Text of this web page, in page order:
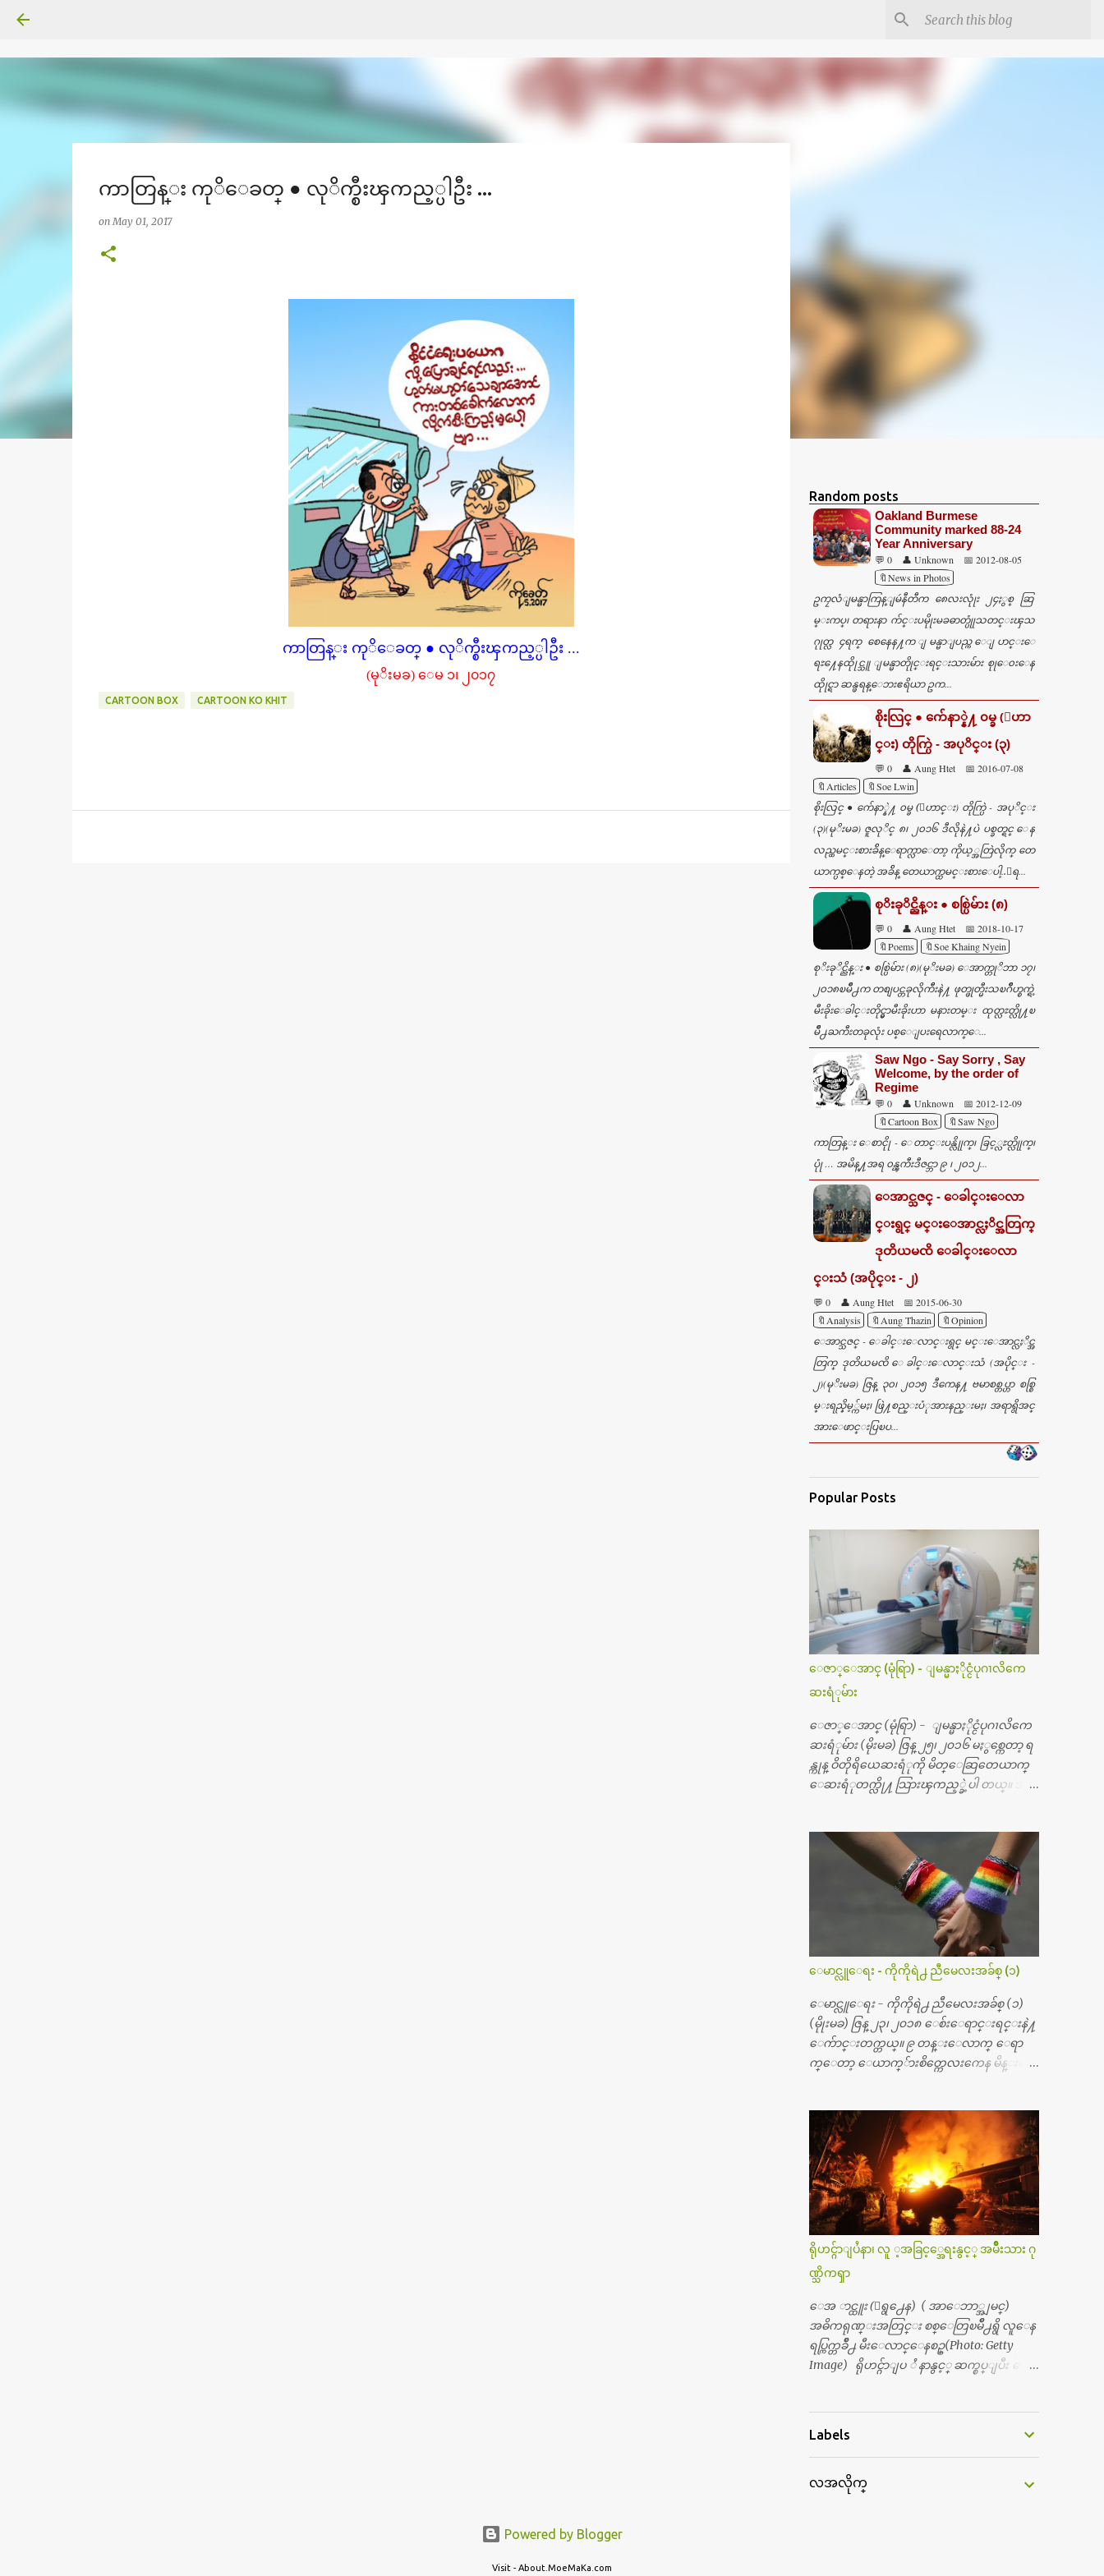
ကာတြန္း ကုိေခတ္ ● လုိက္စီးၾကည့္ပါဦး ...
onMay 01, 2017
ကာတြန္း ကုိေခတ္ ● လုိက္စီးၾကည့္ပါဦး ...
(မုိးမခ) ေမ ၁၊ ၂၀၁၇
CARTOON BOX CARTOON KO KHIT
Random posts
Oakland Burmese
Community marked 88-24
Year Anniversary
💬 0 👤 Unknown
📅 2012-08-05
🔖News in Photos
ဥကၠလံျမန္မာကြန္ျမဴနီတီက ၈ေလးလုုံး ၂၄ႏွစ္ ဆြ
မ္းကပ္၊ တရားနာ က်င္းပမိုုးမခဓာတ္ပုုံသတင္းၾသ
ဂုုတ္လ ၄ရက္ စေနေန႔က ျမန္မာျပည္က ေျပာင္းေ
ရႊ႔ေနထိုုင္သူ ျမန္မာတိုုင္းရင္းသားမ်ား စုုေ၀းေန
ထိုုင္ရာ ဆန္ဖရန္ေဘးဧရိယာ ဥက...
စိုးလြင္ ● က်ေနာ္နဲ႔ ၀မ္ခ (ေဟာ
င္း) တိုက္ပြဲ - အပုိင္း (၃)
💬 0 👤 Aung Htet
📅 2016-07-08
🔖Articles
🔖Soe Lwin
စိုးလြင္ ● က်ေနာ္နဲ႔ ၀မ္ခ (ေဟာင္း) တိုက္ပြဲ - အပုိင္း
(၃)(မုိးမခ) ဇူလုိင္ ၈၊ ၂၀၁၆ ဒီလိုနဲ႔ပဲ ပစ္ခတ္ရင္ ေန
လည္ထမင္းစားခ်ိန္ေရာက္လာေတာ့ ကိုယ့္အတြဲလိုက္ တေ
ယာက္ပစ္ေနတဲ့ အခ်ိန္ တေယာက္ထမင္းစားေပါ့..ေရ...
စုိးခုိင္ညိန္း ● စစ္ပြဲမ်ား (၈)
💬 0 👤 Aung Htet
📅 2018-10-17
🔖Poems
🔖Soe Khaing Nyein
စုိးခုိင္ညိန္း ● စစ္ပြဲမ်ား (၈)(မုိးမခ) ေအာက္တုိဘာ ၁၇၊
၂၀၁၈ၿမိဳ႕က တစျပင္တခုလိုက်ီးနဲ႔ ဖုတ္ဖုတ္မီးသၿဂိဳဟ္စက္ရဲ့
မီးခိုးေခါင္းတိုင္မွာမီးခိုးဟာ မနားတမ္း ထုတ္လႊတ္လို႔ၿ
မိဳ႕ႀကီးတခုလုံး ပစ္ေျပးရေလာက္ေ...
Saw Ngo - Say Sorry , Say
Welcome, by the order of
Regime
💬 0 👤 Unknown
📅 2012-12-09
🔖Cartoon Box
🔖Saw Ngo
ကာတြန္း ေစာငိုု - ေတာင္းပန္လိုုက္၊ ခြင့္လႊတ္လိုုက္၊
ပုုံ … အမိန္႔အရ ၀န္ၾကီးဒီဇင္ဘာ ၉ ၊ ၂၀၁၂...
ေအာင္သဇင္ - ေခါင္းေလာ
င္းရွင္ မင္းေအာင္လႈိင္အတြက္
ဒုတိယမၸိ ေခါင္းေလာ
င္းသံ (အပိုင္း - ၂)
💬 0 👤 Aung Htet
📅 2015-06-30
🔖Analysis
🔖Aung Thazin
🔖Opinion
ေအာင္သဇင္ - ေခါင္းေလာင္းရွင္ မင္းေအာင္လႈိင္အ
တြက္ ဒုတိယမၸိ ေခါင္းေလာင္းသံ (အပိုင္း -
၂)(မုိးမခ) ဇြန္ ၃၀၊ ၂၀၁၅ ဒီကေန႔ ဗမာစစ္တပ္ဟာ စစ္စြ
မ္းရည္နိမ့္က်မႈ၊ ဖြဲ႔စည္းပံုအားနည္းမႈ၊ အရာရွိအင္
အားေဖာင္းပြၿပ...
Popular Posts
ေဇာ္ေအာင္ (မုံရြာ) - ျမန္မာႏိုင္ငံပုဂၢလိကေ
ဆးရံုမ်ား
ေဇာ္ေအာင္ (မုံရြာ) - ျမန္မာႏိုင္ငံပုဂၢလိကေ
ဆးရံုမ်ား (မိုးမခ) ဇြန္ ၂၅၊ ၂၀၁၆ မႏွစ္ကေတာ့ ရ
န္ကုန္ ဝိတိုရိယေဆးရံုကို မိတ္ေဆြတေယာက္
ေဆးရံုတက္လို႔ သြားၾကည့္ခဲ့ပါ တယ္။ အရ
မ္းသြားလို႔ အရိုးအစားထိုးကုသျခင္း လုပ္ပါ
တယ္။ အရိုးအထူးကု ဆရာဝန္က ဝိတိုရိယေဟာ္တ
ယ္လိုအခန္းမွာ တရက္ က်ပ္ ၃ ေသာင္းနဲ႔ေနေ
စၿပီး၊ အာရွေတာ္ဝင္ခြဲစိတ္ခန္းကို ငွားရမ္းခြဲစိ
တ္ အရိုးအစားထိုးကုပါတယ္။ ေဆးစစ္၊ေဆး
ဝယ္၊ ခြဲစိတ္ကု၊ အရိုးအစားထိုးပစၥည္း စတဲ့စရိ
တ္ေတြနဲ႔ေဆးရံုမွာ ၂ ပတ္ေနထိုင္စရိတ္ သိ
န္း ၇၀ ေလာက္ ကုန္သြားပါတယ္။ သူငယ္ခ်င္းျ
ဖစ္သူကို လာေတြ႔ရင္း ဟိုတယ္လို သန္႔ရွင္း
သပ္ရပ္တဲ့ ဝိတိုရိယေဆးရံုမွာ စီတီစကင္ နဲ႔ အမ္အာ
အိုင္1 စက္ခန္းကိုေတြ႔လို႔ေမးၾကည့္ေ
တာ့ တခါစမ္းရင္ က်ပ္တသိန္းေက်ာ္ က်သင့္တ
ကီးေတြနဲ႔ စမ္းသပ္ရပါတယ္။ ခႏၱာကိုယ္အစိတ္ပို
င္း ကလီစာေတြကိုၾကည့္ရႈတဲ့ အာလထ
ရာေဆာင္း2 စက္ေတြကေတာ့ ေစ်းသိပ္မႀ
ကီးလို႔ ျမန္မာျပည္ေဆးရံုတိုင္းရွိပါတယ္။
တစ္ခါစမ္းရင္ က်ပ္တစ္ေသာင္းေလာက္ က်သ
င့္ပါတယ္။ စာေရးသူ လြန္ခဲ့တဲ့ (၂)...
ေမာင္လူေရး - ကိုကိုရဲ႕ ညီမေလးအခ်စ္ (၁)
ေမာင္လူေရး - ကိုကိုရဲ႕ ညီမေလးအခ်စ္ (၁)
(မိုုးမခ) ဇြန္ ၂၃၊ ၂၀၁၈ ေစ်းေရာင္းရင္းနဲ႔
ေက်ာင္းတက္တယ္။ ၉ တန္းေလာက္ ေရာ
က္ေတာ့ ေယာက္်ားစိတ္ကေလးကေန မိန္းမစိ
တာေပါ့။ မိန္းကေလး အေပါင္းအသင္းလ
ည္း မ်ားတယ္။ ငယ္ငယ္တုန္းကေတာ့ အမေတြနဲ႔
ေနတာဆုိေတာ့ သနပ္ခါးေလးေတြ လိမ္း
တယ္။ ပန္းပန္တယ္။ မိန္းကေလး အဝတ္အစားေ
တြကိုလည္း ခုိးဝတ္တယ္။ မိန္းမစိတ္ရွိေတာ့
ရွိေပမယ့္ ကိုယ့္ကိုယ္ကို မိန္းမစိတ္ေပါက္မွန္း
သိတာက ၉ တန္း၊ ၁၀ တန္းေလာက္ကမွ။ ညီအ
စ္ကို ေမာင္နွမ အားလံုး ၆ ေယာက္ရွိတယ္။ အစ္ကို ၃
ေယာက္၊ အစ္မ ႏွစ္ေယာက္။ အစ္ကိုေတြက
လည္း သူ႔ အေပါင္းအသင္းနဲ႔ သူဆိုေ
တာ့ အမေတြနဲ႔ဘဲ ေပါင္းတယ္။ ျပီးေတာ့
အေဖကလည္း ေယာက္်ားဆုိ ေယာ
က္်ားေလးလုိဘဲ ေနေစခ်င္တယ္။ အေဖ့ကို
ေၾကာက္လည္း ေၾကာက္ရတယ္။ ေယာ
က္်ားေလး စိတ္လည္း ရွိေအာင္ ဘာသာေရး
လည္း လုိက္စားေအာင္ တန္ခူးလဆုိ တစ္လ
လံုး ကိုရင္ ဝတ္ခုိင္းတယ္။ ေက်ာင္းမွာဆုိ
ရင္ ေယာက္်ားေလးေတြက ကိုယ့္ကို ဘာ
ပဲျဖစ္ျဖစ္ မၾကားတၾကား စရင္စတယ္။
ရိုဟင္ဂ်ာျပႆနာ၊ လူ ့အခြင့္အေရးနွင့္ အမ်ိဳးသား ဂု
ဏ္သိကၡာ
ေအ ာင္ထူး (ေရွ႕ေန) ( အာေဘာ္အျမင္)
အဓိကရုဏ္းအတြင္း စစ္ေတြၿမိဳ႕ရွိ လူေန
ရပ္ကြက္တခ်ိဳ႕ မီးေလာင္ေနစဥ္(Photo: Getty
Image) ရိုဟင္ဂ်ာျပ ႆ နာနွင့္ ဆက္စပ္ျပီး ေ
ဇီးရား နိုင္ငံတကာ ရုပ္သံလႊင့္ဌာနမွ ရိုဟင္ဂ်ာလူထု
တြင္းေနထိုင္ရာ တြင္လည္း အကူအညီမ်ား မရ
Labels
လအလိုက္
Powered by Blogger
Visit - About.MoeMaKa.com